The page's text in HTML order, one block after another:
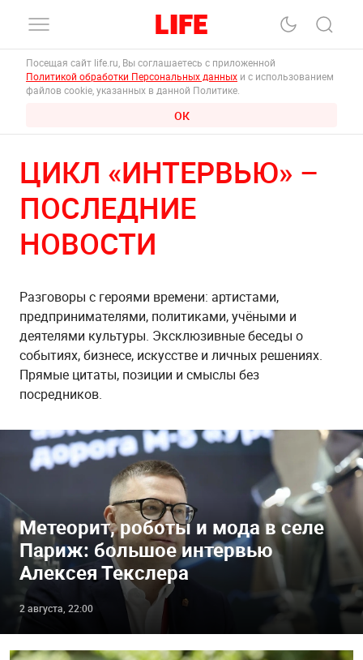
Посещая сайт life.ru, Вы соглашаетесь с приложенной
Политикой обработки Персональных данных и с использованием
файлов cookie, указанных в данной Политике.
ОК
ЦИКЛ «ИНТЕРВЬЮ» –
ПОСЛЕДНИЕ
НОВОСТИ
Разговоры с героями времени: артистами,
предпринимателями, политиками, учёными и
деятелями культуры. Эксклюзивные беседы о
событиях, бизнесе, искусстве и личных решениях.
Прямые цитаты, позиции и смыслы без
Метеорит, роботы и мода в селе
Париж: большое интервью
Алексея Текслера
2 августа, 22:00